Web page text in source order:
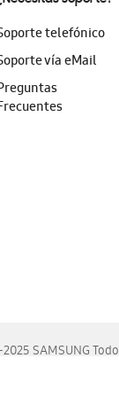
telefónico
vía eMail
SAMSUNG